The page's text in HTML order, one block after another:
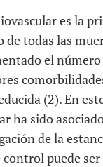
es la
de todas las
el
(2). En
ha sido
de la
puede